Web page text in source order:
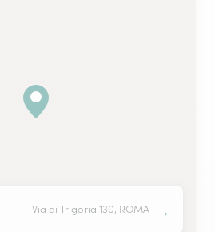
Via di Trigoria 130, ROMA →